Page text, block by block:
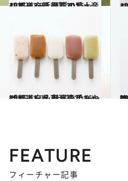
2015.12.3
47都道府県 至福の手土産リスト ～近畿篇2015～
グルメ 47
2016.11.28
47都道府県 魅惑の手みやげリスト ～東海篇2016～
グルメ 47都道府
FEATURE
フィーチャー記事